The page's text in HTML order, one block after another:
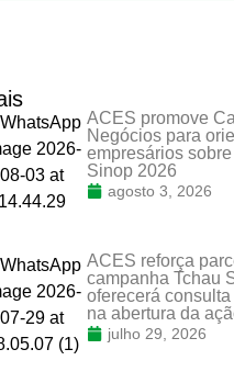
ACES promove
Negócios para
empresários
Sinop 2026
agosto 3, 2026
ACES reforça
campanha Tchau
oferecerá
na abertura da
julho 29, 2026